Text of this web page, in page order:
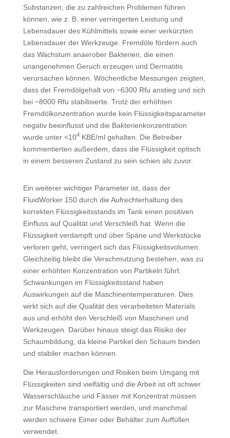
Substanzen, die zu zahlreichen Problemen führen
können, wie z. B. einer verringerten Leistung und
Lebensdauer des Kühlmittels sowie einer verkürzten
Lebensdauer der Werkzeuge. Fremdöle fördern auch
das Wachstum anaerober Bakterien, die einen
unangenehmen Geruch erzeugen und Dermatitis
verursachen können. Wöchentliche Messungen zeigten,
dass der Fremdölgehalt von ~6300 Rfu anstieg und sich
bei ~8000 Rfu stabilisierte. Trotz der erhöhten
Fremdölkonzentration wurde kein Flüssigkeitsparameter
negativ beeinflusst und die Bakterien­konzentration
wurde unter <104KBE/ml gehalten. Die Betreiber
kommen­tierten außerdem, dass die Flüssigkeit optisch
in einem besseren Zustand zu sein schien als zuvor.
Ein weiterer wichtiger Parameter ist, dass der
FluidWorker 150 durch die Aufrechterhaltung des
korrekten Flüssigkeitsstands im Tank einen positiven
Einfluss auf Qualität und Verschleiß hat. Wenn die
Flüssigkeit verdampft und über Späne und Werkstücke
verloren geht, verringert sich das Flüssigkeitsvolumen.
Gleichzeitig bleibt die Verschmutzung bestehen, was zu
einer erhöhten Konzentration von Partikeln führt.
Schwankungen im Flüssigkeitsstand haben
Auswirkungen auf die Ma­schinen­temperaturen. Dies
wirkt sich auf die Qualität des verarbeiteten Materials
aus und erhöht den Verschleiß von Maschinen und
Werkzeugen. Darüber hinaus steigt das Risiko der
Schaumbildung, da kleine Partikel den Schaum binden
und stabiler machen können.
Die Herausforderungen und Risiken beim Umgang mit
Flüssigkeiten sind vielfältig und die Arbeit ist oft schwer.
Wasserschläuche und Fässer mit Konzentrat müssen
zur Maschine transportiert werden, und manchmal
werden schwere Eimer oder Behälter zum Auffüllen
verwendet.